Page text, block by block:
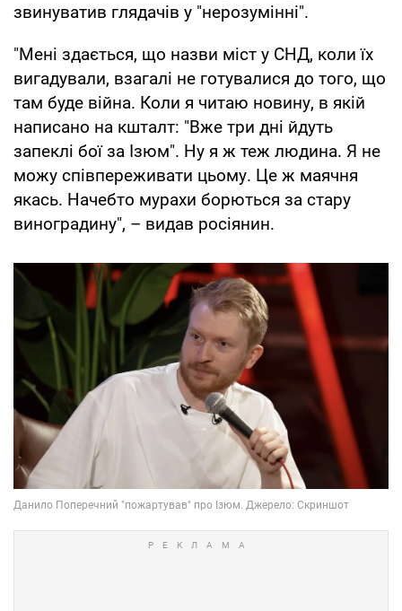
звинуватив глядачів у "нерозумінні".
"Мені здається, що назви міст у СНД, коли їх
вигадували, взагалі не готувалися до того, що
там буде війна. Коли я читаю новину, в якій
написано на кшталт: "Вже три дні йдуть
запеклі бої за Ізюм". Ну я ж теж людина. Я не
можу співпереживати цьому. Це ж маячня
якась. Начебто мурахи борються за стару
виноградину", – видав росіянин.